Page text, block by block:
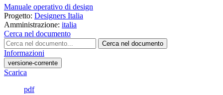
Manuale operativo di design
Progetto: Designers Italia
Amministrazione: italia
Cerca nel documento
Cerca nel documento
Informazioni
versione-corrente
Scarica
pdf